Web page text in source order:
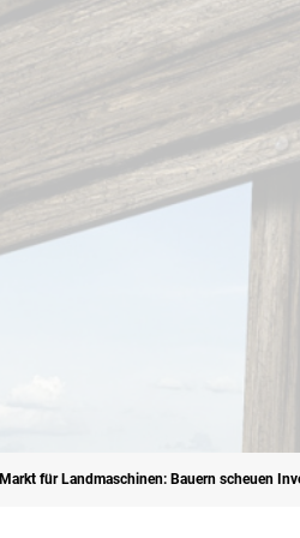
Markt für Landmaschinen: Bauern scheuen